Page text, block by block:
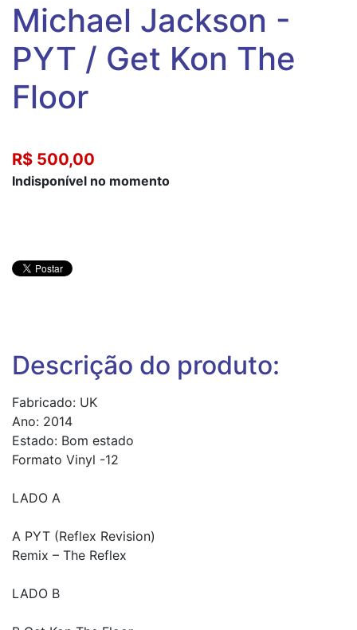
Michael Jackson -
PYT / Get Kon The
Floor
R$ 500,00
Indisponível no momento
Descrição do produto:
Fabricado: UK
Ano: 2014
Estado: Bom estado
Formato Vinyl -12
LADO A
A PYT (Reflex Revision)
Remix – The Reflex
LADO B